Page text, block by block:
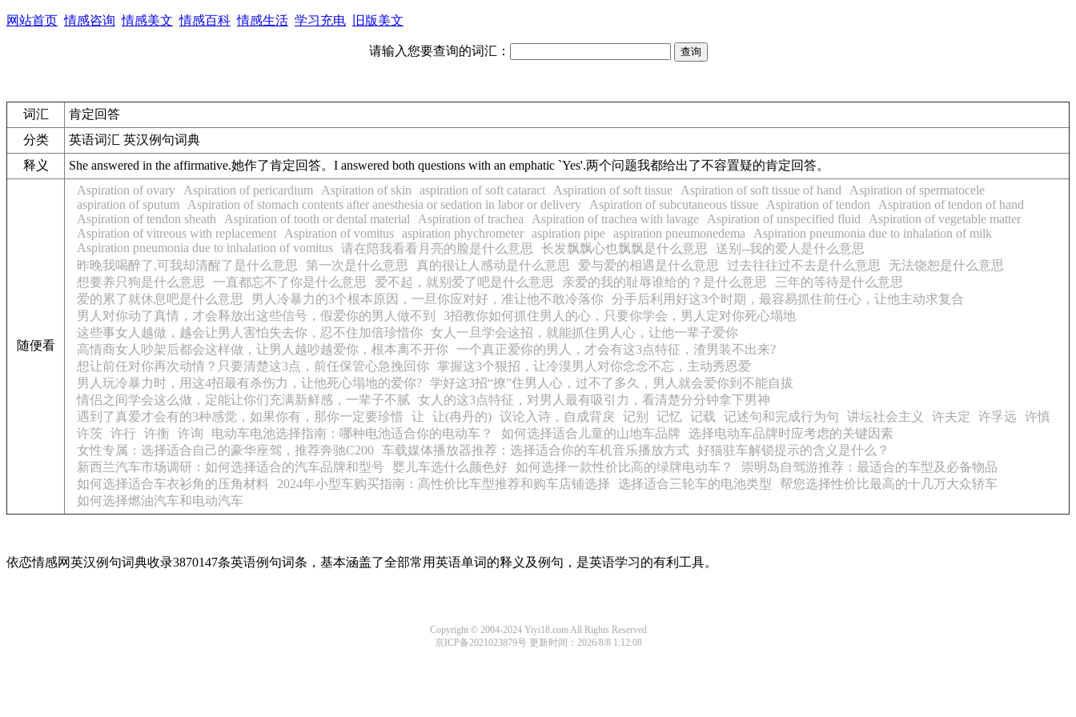
网站首页 情感咨询 情感美文 情感百科 情感生活 学习充电 旧版美文
请输入您要查询的词汇：
词汇
肯定回答
分类
英语词汇 英汉例句词典
释义
She answered in the affirmative.她作了肯定回答。 I answered both questions with an emphatic `Yes'.两个问题我都给出了不容置疑的肯定回答。
随便看
Aspiration of ovary Aspiration of pericardium Aspiration of skin aspiration of soft cataract Aspiration of soft tissue Aspiration of soft tissue of hand
Aspiration of spermatocele
aspiration of sputum
Aspiration of stomach contents after anesthesia or sedation in labor or delivery Aspiration of subcutaneous tissue Aspiration of tendon
Aspiration of tendon of hand
Aspiration of tendon sheath
Aspiration of tooth or dental material Aspiration of trachea Aspiration of trachea with lavage Aspiration of unspecified fluid
Aspiration of vegetable matter
Aspiration of vitreous with replacement
Aspiration of vomitus aspiration phychrometer aspiration pipe aspiration pneumonedema
Aspiration pneumonia due to inhalation of milk
Aspiration pneumonia due to inhalation of vomitus 请在陪我看看月亮的脸是什么意思 长发飘飘心也飘飘是什么意思
送别--我的爱人是什么意思
昨晚我喝醉了,可我却清醒了是什么意思
第一次是什么意思 真的很让人感动是什么意思 爱与爱的相遇是什么意思 过去往往过不去是什么意思
无法饶恕是什么意思
想要养只狗是什么意思
一直都忘不了你是什么意思 爱不起，就别爱了吧是什么意思 亲爱的我的耻辱谁给的？是什么意思
三年的等待是什么意思
爱的累了就休息吧是什么意思
男人冷暴力的3个根本原因，一旦你应对好，准让他不敢冷落你 分手后利用好这3个时期，最容易抓住前任心，让他主动求复合
男人对你动了真情，才会释放出这些信号，假爱你的男人做不到
3招教你如何抓住男人的心，只要你学会，男人定对你死心塌地
这些事女人越做，越会让男人害怕失去你，忍不住加倍珍惜你 女人一旦学会这招，就能抓住男人心，让他一辈子爱你
高情商女人吵架后都会这样做，让男人越吵越爱你，根本离不开你
一个真正爱你的男人，才会有这3点特征，渣男装不出来?
想让前任对你再次动情？只要清楚这3点，前任保管心急挽回你 掌握这3个狠招，让冷漠男人对你念念不忘，主动秀恩爱
男人玩冷暴力时，用这4招最有杀伤力，让他死心塌地的爱你? 学好这3招“撩”住男人心，过不了多久，男人就会爱你到不能自拔
情侣之间学会这么做，定能让你们充满新鲜感，一辈子不腻
女人的这3点特征，对男人最有吸引力，看清楚分分钟拿下男神
遇到了真爱才会有的3种感觉，如果你有，那你一定要珍惜
让 让(冉丹的) 议论入诗，自成背戾 记别 记忆 记载 记述句和完成行为句 讲坛社会主义 许夫定 许孚远
许慎
许茨
许行 许衡 许询 电动车电池选择指南：哪种电池适合你的电动车？ 如何选择适合儿童的山地车品牌
选择电动车品牌时应考虑的关键因素
女性专属：选择适合自己的豪华座驾，推荐奔驰C200 车载媒体播放器推荐：选择适合你的车机音乐播放方式 好猫驻车解锁提示的含义是什么？
新西兰汽车市场调研：如何选择适合的汽车品牌和型号 婴儿车选什么颜色好 如何选择一款性价比高的绿牌电动车？
崇明岛自驾游推荐：最适合的车型及必备物品
如何选择适合车衣衫角的压角材料
2024年小型车购买指南：高性价比车型推荐和购车店铺选择 选择适合三轮车的电池类型
帮您选择性价比最高的十几万大众轿车
如何选择燃油汽车和电动汽车
依恋情感网英汉例句词典收录3870147条英语例句词条，基本涵盖了全部常用英语单词的释义及例句，是英语学习的有利工具。
Copyright © 2004-2024 Yiyi18.com All Rights Reserved
京ICP备2021023879号 更新时间：2026/8/8 1:12:08